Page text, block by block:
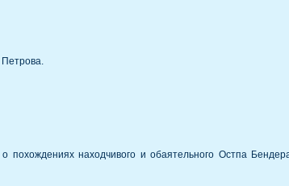
находчивого и обаятельного Остпа